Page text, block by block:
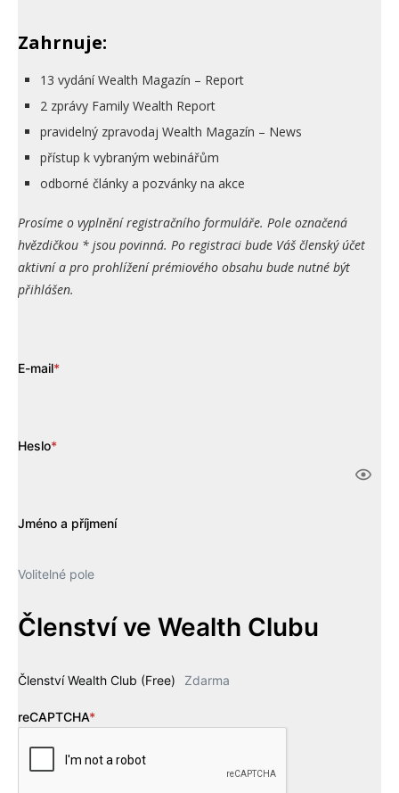
Zahrnuje:
13 vydání Wealth Magazín – Report
2 zprávy Family Wealth Report
pravidelný zpravodaj Wealth Magazín – News
přístup k vybraným webinářům
odborné články a pozvánky na akce
Prosíme o vyplnění registračního formuláře. Pole označená
hvězdičkou * jsou povinná. Po registraci bude Váš členský účet
aktivní a pro prohlížení prémiového obsahu bude nutné být
přihlášen.
E-mail*
Heslo*
Jméno a příjmení
Volitelné pole
Členství ve Wealth Clubu
Členství Wealth Club (Free) Zdarma
reCAPTCHA*